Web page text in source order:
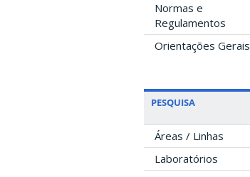
Normas e
Regulamentos
Orientações Gerais
PESQUISA
Áreas / Linhas
Laboratórios